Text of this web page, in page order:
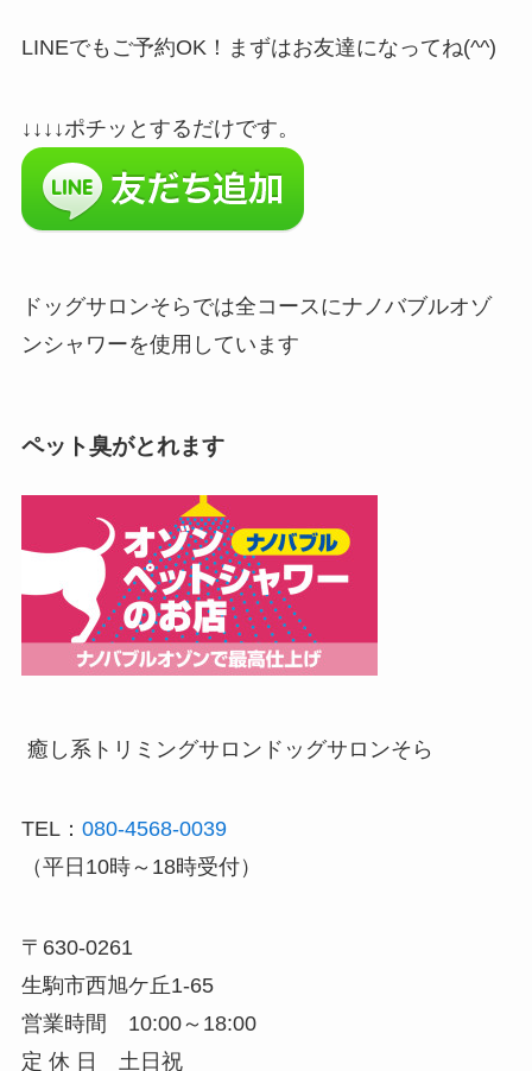
LINEでもご予約OK！まずはお友達になってね(^^)
↓↓↓↓ポチッとするだけです。
ドッグサロンそらでは全コースにナノバブルオゾ
ンシャワーを使用しています
ペット臭がとれます
癒し系トリミングサロン ドッグサロンそら
TEL： 080-4568-0039
（平日10時～18時受付）
〒630-0261
生駒市西旭ケ丘1-65
営業時間 10:00～18:00
定 休 日 土日祝